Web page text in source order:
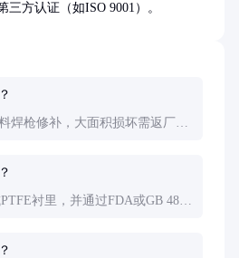
方认证（如ISO 9001）。
焊枪修补，大面积损坏需返厂重
衬里，并通过FDA或GB 4806